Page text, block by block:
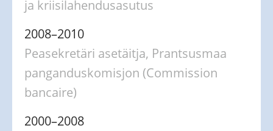
ja kriisilahendusasutus
2008–2010
Peasekretäri asetäitja, Prantsusmaa
panganduskomisjon (Commission
bancaire)
2000–2008